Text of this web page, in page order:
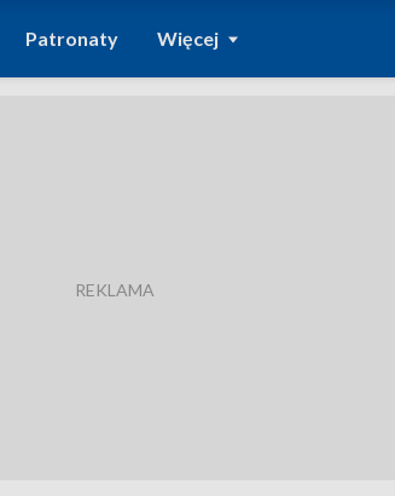
Patronaty Więcej